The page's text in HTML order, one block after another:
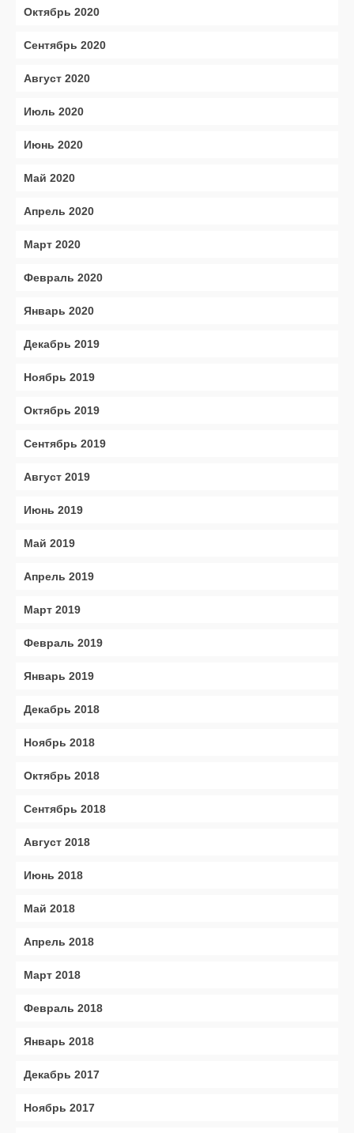
Октябрь 2020
Сентябрь 2020
Август 2020
Июль 2020
Июнь 2020
Май 2020
Апрель 2020
Март 2020
Февраль 2020
Январь 2020
Декабрь 2019
Ноябрь 2019
Октябрь 2019
Сентябрь 2019
Август 2019
Июнь 2019
Май 2019
Апрель 2019
Март 2019
Февраль 2019
Январь 2019
Декабрь 2018
Ноябрь 2018
Октябрь 2018
Сентябрь 2018
Август 2018
Июнь 2018
Май 2018
Апрель 2018
Март 2018
Февраль 2018
Январь 2018
Декабрь 2017
Ноябрь 2017